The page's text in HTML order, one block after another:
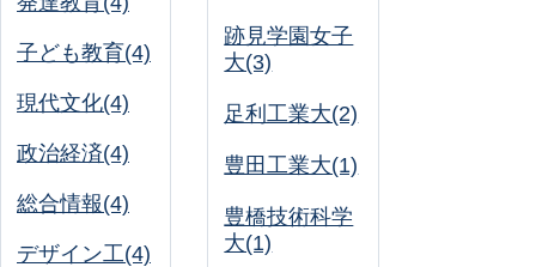
子ども教育(4)
現代文化(4)
政治経済(4)
総合情報(4)
デザイン工(4)
跡見学園女子
大(3)
足利工業大(2)
豊田工業大(1)
豊橋技術科学
大(1)